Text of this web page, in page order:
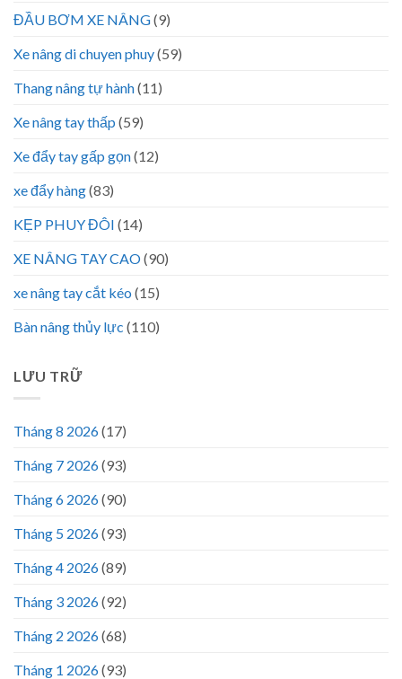
ĐẦU BƠM XE NÂNG(9)
Xe nâng di chuyen phuy(59)
Thang nâng tự hành(11)
Xe nâng tay thấp (59)
Xe đẩy tay gấp gọn(12)
xe đẩy hàng(83)
KẸP PHUY ĐÔI (14)
XE NÂNG TAY CAO(90)
xe nâng tay cắt kéo (15)
Bàn nâng thủy lực (110)
LƯU TRỮ
Tháng 8 2026(17)
Tháng 7 2026(93)
Tháng 6 2026(90)
Tháng 5 2026(93)
Tháng 4 2026(89)
Tháng 3 2026(92)
Tháng 2 2026(68)
Tháng 1 2026(93)